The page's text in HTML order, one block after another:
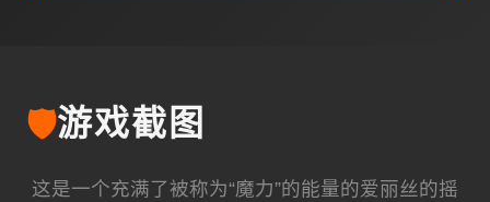
🛡️游戏截图
这是一个充满了被称为“魔力”的能量的爱丽丝的摇